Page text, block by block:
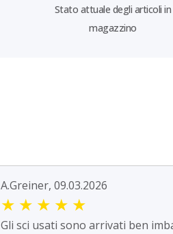
Stato attuale degli articoli in
magazzino
A.Greiner, 09.03.2026
★ ★ ★ ★ ★
Gli sci usati sono arrivati ben